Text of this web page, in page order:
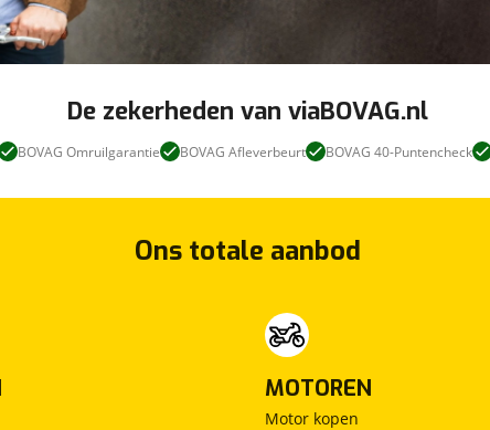
De zekerheden van viaBOVAG.nl
BOVAG Omruilgarantie BOVAG Afleverbeurt BOVAG 40-Puntencheck
Ons totale aanbod
MOTOREN
Motor kopen